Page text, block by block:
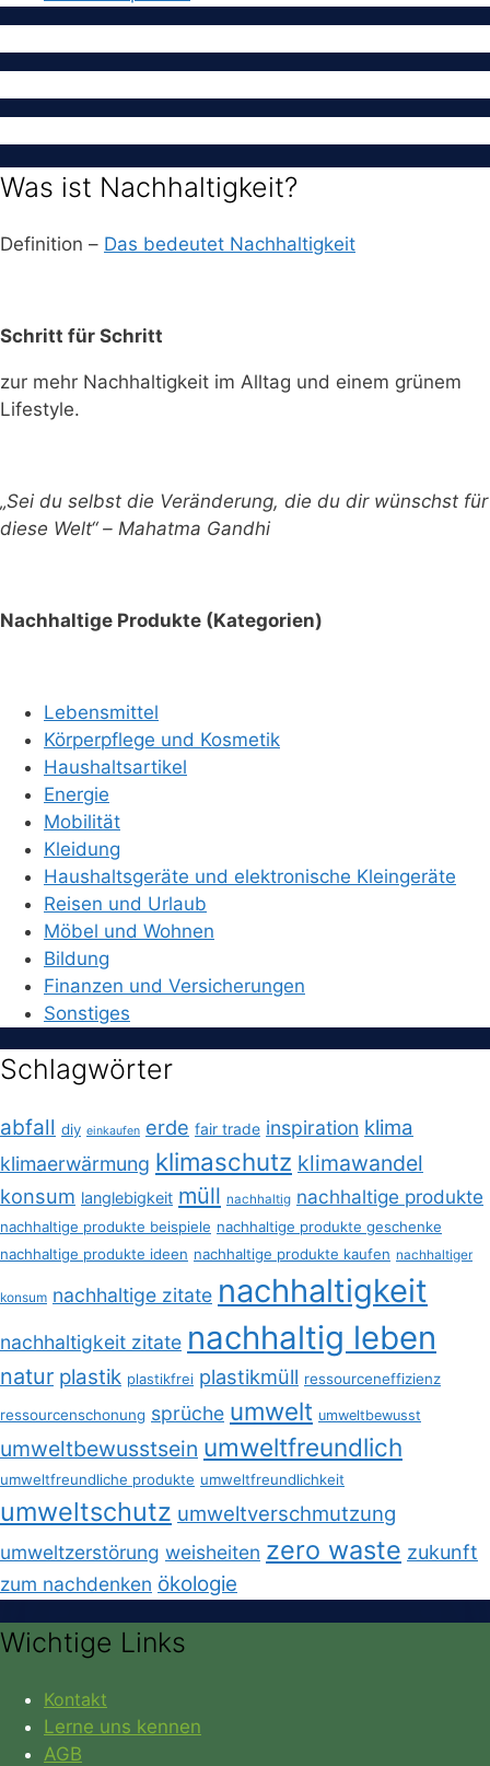
Was ist Nachhaltigkeit?
Definition – Das bedeutet Nachhaltigkeit
Schritt für Schritt
zur mehr Nachhaltigkeit im Alltag und einem grünem
Lifestyle.
„Sei du selbst die Veränderung, die du dir wünschst für
diese Welt“ – Mahatma Gandhi
Nachhaltige Produkte (Kategorien)
Lebensmittel
Körperpflege und Kosmetik
Haushaltsartikel
Energie
Mobilität
Kleidung
Haushaltsgeräte und elektronische Kleingeräte
Reisen und Urlaub
Möbel und Wohnen
Bildung
Finanzen und Versicherungen
Sonstiges
Schlagwörter
abfall diy einkaufen erde fair trade inspiration klima
klimaerwärmung klimaschutz klimawandel
konsum langlebigkeit müll nachhaltig nachhaltige produkte
nachhaltige produkte beispiele nachhaltige produkte geschenke
nachhaltige produkte ideen nachhaltige produkte kaufen nachhaltiger
konsum nachhaltige zitate nachhaltigkeit
nachhaltigkeit zitate nachhaltig leben
natur plastik plastikfrei plastikmüll ressourceneffizienz
ressourcenschonung sprüche umwelt umweltbewusst
umweltbewusstsein umweltfreundlich
umweltfreundliche produkte umweltfreundlichkeit
umweltschutz umweltverschmutzung
umweltzerstörung weisheiten zero waste zukunft
zum nachdenken ökologie
Wichtige Links
Kontakt
Lerne uns kennen
AGB